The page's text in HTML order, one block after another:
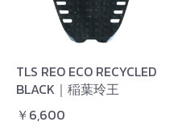
TLS REO ECO RECYCLED
BLACK｜稲葉玲王
￥6,600